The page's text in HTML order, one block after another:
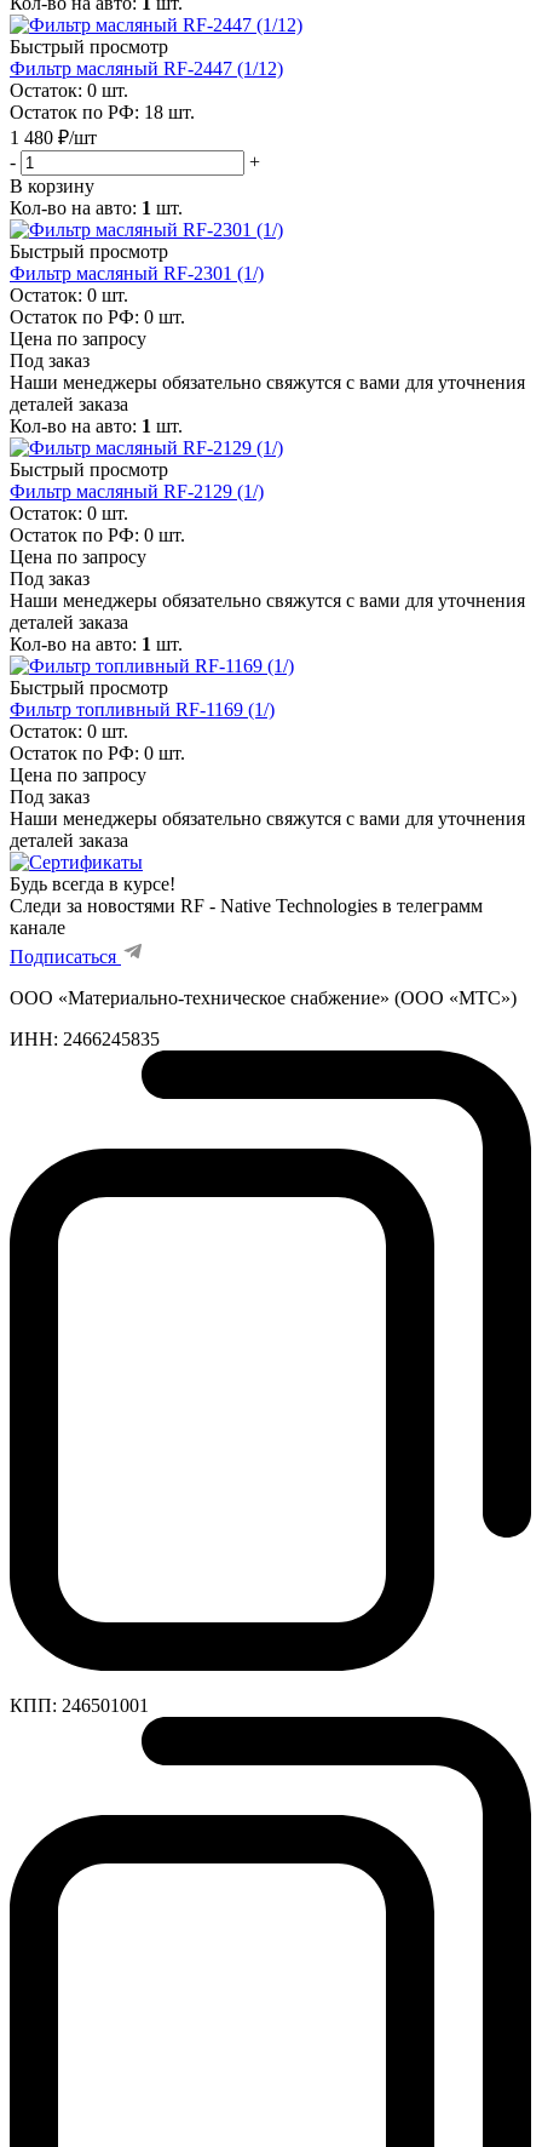
Быстрый просмотр
Фильтр масляный RF-2447 (1/12)
Остаток: 0 шт.
Остаток по РФ: 18 шт.
1 480 ₽/шт
-
+
В корзину
Кол-во на авто: 1 шт.
Быстрый просмотр
Фильтр масляный RF-2301 (1/)
Остаток: 0 шт.
Остаток по РФ: 0 шт.
Цена по запросу
Под заказ
Наши менеджеры обязательно свяжутся с вами для уточнения
деталей заказа
Кол-во на авто: 1 шт.
Быстрый просмотр
Фильтр масляный RF-2129 (1/)
Остаток: 0 шт.
Остаток по РФ: 0 шт.
Цена по запросу
Под заказ
Наши менеджеры обязательно свяжутся с вами для уточнения
деталей заказа
Кол-во на авто: 1 шт.
Быстрый просмотр
Фильтр топливный RF-1169 (1/)
Остаток: 0 шт.
Остаток по РФ: 0 шт.
Цена по запросу
Под заказ
Наши менеджеры обязательно свяжутся с вами для уточнения
деталей заказа
Будь всегда в курсе!
Следи за новостями RF - Native Technologies в телеграмм
канале
Подписаться
ООО «Материально-техническое снабжение» (ООО «МТС»)
ИНН: 2466245835
КПП: 246501001